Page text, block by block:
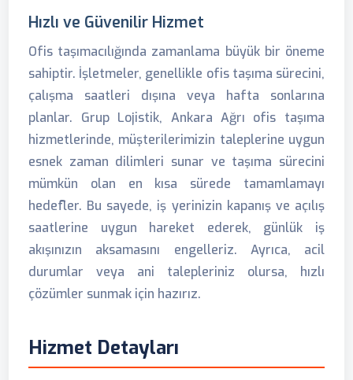
Hızlı ve Güvenilir Hizmet
Ofis taşımacılığında zamanlama büyük bir öneme
sahiptir. İşletmeler, genellikle ofis taşıma sürecini,
çalışma saatleri dışına veya hafta sonlarına
planlar. Grup Lojistik, Ankara Ağrı ofis taşıma
hizmetlerinde, müşterilerimizin taleplerine uygun
esnek zaman dilimleri sunar ve taşıma sürecini
mümkün olan en kısa sürede tamamlamayı
hedefler. Bu sayede, iş yerinizin kapanış ve açılış
saatlerine uygun hareket ederek, günlük iş
akışınızın aksamasını engelleriz. Ayrıca, acil
durumlar veya ani talepleriniz olursa, hızlı
çözümler sunmak için hazırız.
Hizmet Detayları